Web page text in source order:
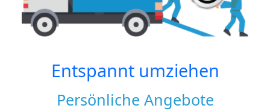
Entspannt umziehen
Persönliche Angebote